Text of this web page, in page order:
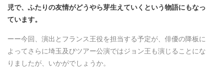
児で、ふたりの友情がどうやら芽生えていくという物語にもなっ
ています。
ーー今回、演出とフランス王役を担当する予定が、俳優の降板に
よってさらに埼玉及びツアー公演ではジョン王も演じることにな
りましたが、いかがでしょうか。